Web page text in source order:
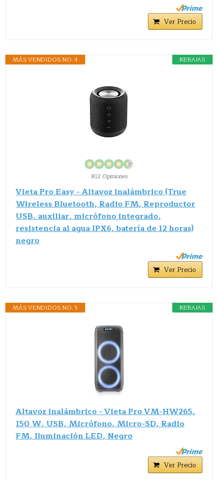
Ver Precio
REBAJAS
MÁS VENDIDOS NO. 4
812 Opiniones
Vieta Pro Easy - Altavoz inalámbrico (True
Wireless Bluetooth, Radio FM, Reproductor
USB, auxiliar, micrófono integrado,
resistencia al agua IPX6, batería de 12 horas)
negro
Ver Precio
REBAJAS
MÁS VENDIDOS NO. 5
Altavoz inalámbrico - Vieta Pro VM-HW265,
150 W, USB, Micrófono, Micro-SD, Radio
FM, Iluminación LED, Negro
Ver Precio